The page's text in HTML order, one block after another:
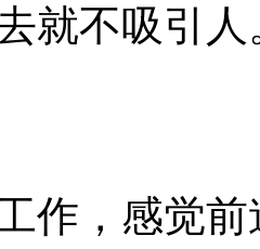
就不吸引人
作，感觉